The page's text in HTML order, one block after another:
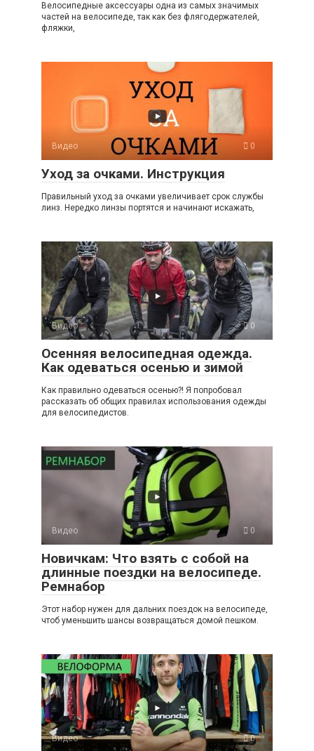
Велосипедные аксессуары одна из самых значимых
частей на велосипеде, так как без флягодержателей,
фляжки,
Видео 0
Уход за очками. Инструкция
Правильный уход за очками увеличивает срок службы
линз. Нередко линзы портятся и начинают искажать,
Видео 0
Осенняя велосипедная одежда.
Как одеваться осенью и зимой
Как правильно одеваться осенью?! Я попробовал
рассказать об общих правилах использования одежды
для велосипедистов.
Видео 0
Новичкам: Что взять с собой на
длинные поездки на велосипеде.
Ремнабор
Этот набор нужен для дальних поездок на велосипеде,
чтоб уменьшить шансы возвращаться домой пешком.
Видео 0